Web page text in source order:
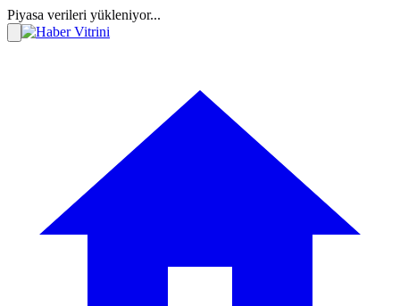
Piyasa verileri yükleniyor...